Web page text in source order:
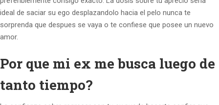
ideal de saciar su ego desplazandolo hacia el pelo nunca te
sorprenda que despues se vaya o te confiese que posee un nuevo
amor.
Por que mi ex me busca luego de
tanto tiempo?